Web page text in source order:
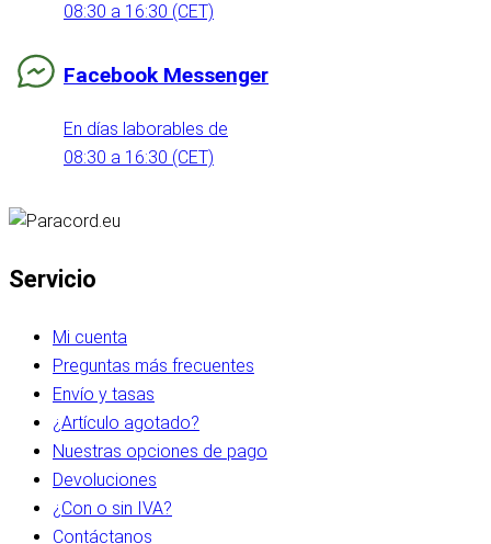
08:30 a 16:30 (CET)
Facebook Messenger
En días laborables de
08:30 a 16:30 (CET)
Servicio
Mi cuenta
Preguntas más frecuentes
Envío y tasas
¿Artículo agotado?
Nuestras opciones de pago
Devoluciones
¿Con o sin IVA?
Contáctanos